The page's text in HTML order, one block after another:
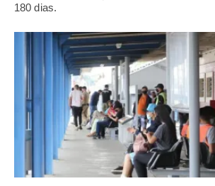
180 dias.